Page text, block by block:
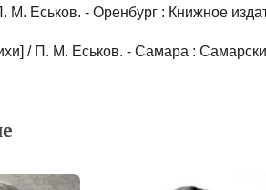
М. Еськов. - Оренбург : Книжное
/ П. М. Еськов. - Самара :